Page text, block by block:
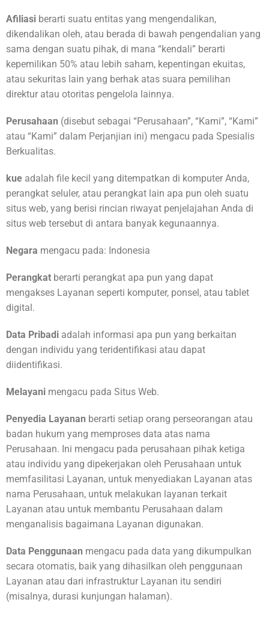
Afiliasi berarti suatu entitas yang mengendalikan,
dikendalikan oleh, atau berada di bawah pengendalian yang
sama dengan suatu pihak, di mana “kendali” berarti
kepemilikan 50% atau lebih saham, kepentingan ekuitas,
atau sekuritas lain yang berhak atas suara pemilihan
direktur atau otoritas pengelola lainnya.
Perusahaan (disebut sebagai “Perusahaan”, “Kami”, “Kami”
atau “Kami” dalam Perjanjian ini) mengacu pada Spesialis
Berkualitas.
kue adalah file kecil yang ditempatkan di komputer Anda,
perangkat seluler, atau perangkat lain apa pun oleh suatu
situs web, yang berisi rincian riwayat penjelajahan Anda di
situs web tersebut di antara banyak kegunaannya.
Negara mengacu pada: Indonesia
Perangkat berarti perangkat apa pun yang dapat
mengakses Layanan seperti komputer, ponsel, atau tablet
digital.
Data Pribadi adalah informasi apa pun yang berkaitan
dengan individu yang teridentifikasi atau dapat
diidentifikasi.
Melayani mengacu pada Situs Web.
Penyedia Layanan berarti setiap orang perseorangan atau
badan hukum yang memproses data atas nama
Perusahaan. Ini mengacu pada perusahaan pihak ketiga
atau individu yang dipekerjakan oleh Perusahaan untuk
memfasilitasi Layanan, untuk menyediakan Layanan atas
nama Perusahaan, untuk melakukan layanan terkait
Layanan atau untuk membantu Perusahaan dalam
menganalisis bagaimana Layanan digunakan.
Data Penggunaan mengacu pada data yang dikumpulkan
secara otomatis, baik yang dihasilkan oleh penggunaan
Layanan atau dari infrastruktur Layanan itu sendiri
(misalnya, durasi kunjungan halaman).